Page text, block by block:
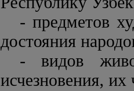
- предметов
достояния
- видов
исчезновения, их